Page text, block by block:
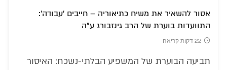
אסור להשאיר את משיח כתיאוריה – חייבים 'עבודה':
התוועדות בוערת של הרב גינזבורג ע"ה
22 דקות קריאה
תביעה הבוערת של המשפיע הבלתי-נשכח: האיסור